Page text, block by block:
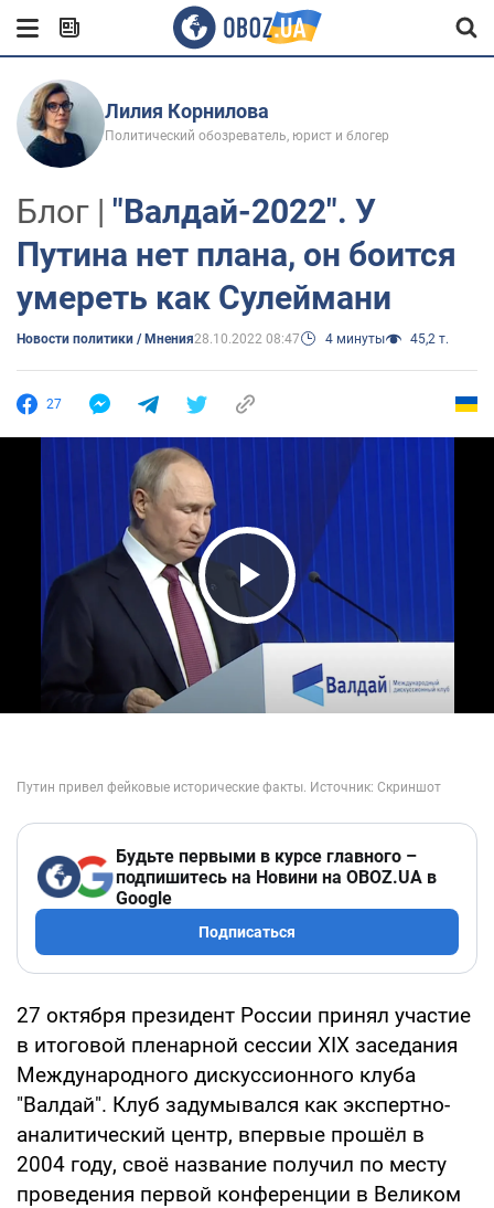
Лилия Корнилова
Политический обозреватель, юрист и блогер
Блог | "Валдай-2022". У
Путина нет плана, он боится
умереть как Сулеймани
Новости политики / Мнения28.10.2022 08:47 4 минуты 45,2 т.
27
Play Video
Будьте первыми в курсе главного –
подпишитесь на Новини на OBOZ.UA в
Google
Подписаться
27 октября президент России принял участие
в итоговой пленарной сессии XIX заседания
Международного дискуссионного клуба
"Валдай". Клуб задумывался как экспертно-
аналитический центр, впервые прошёл в
2004 году, своё название получил по месту
проведения первой конференции в Великом